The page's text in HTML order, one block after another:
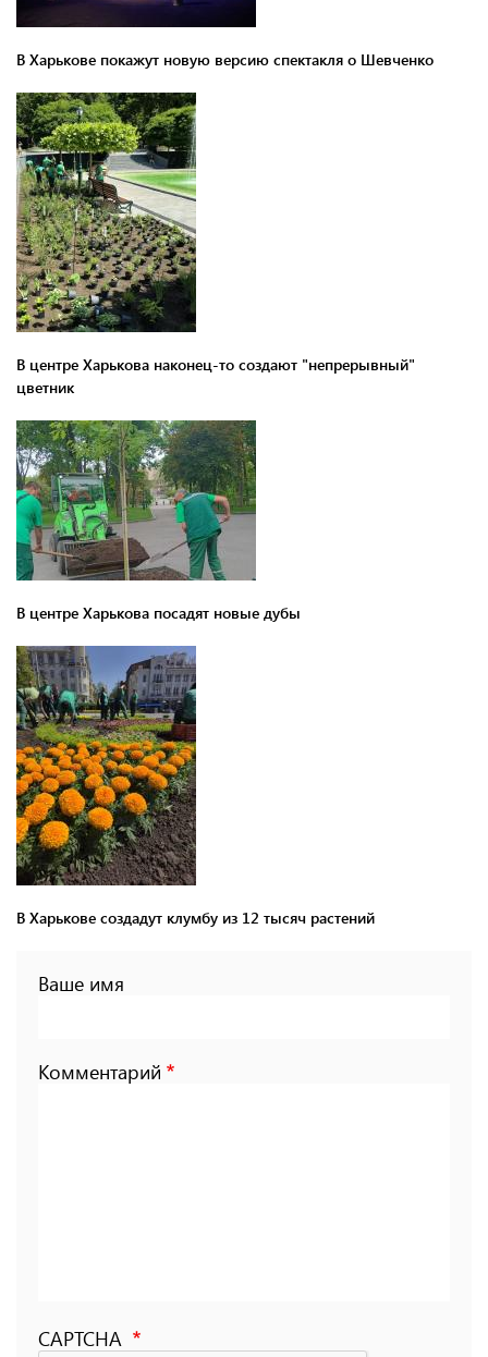
В Харькове покажут новую версию спектакля о Шевченко
В центре Харькова наконец-то создают "непрерывный"
цветник
В центре Харькова посадят новые дубы
В Харькове создадут клумбу из 12 тысяч растений
Ваше имя
Комментарий
CAPTCHA